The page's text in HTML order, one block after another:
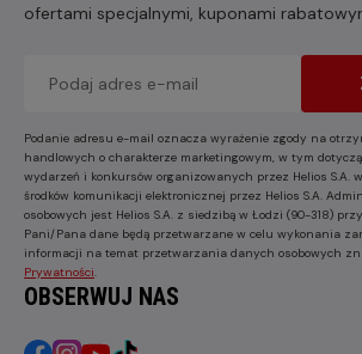
ofertami specjalnymi, kuponami
Podanie adresu e-mail oznacza wyrażenie zgody na
handlowych o charakterze marketingowym, w tym
wydarzeń i konkursów organizowanych przez Helios S.A.
środków komunikacji elektronicznej przez Helios S.A.
osobowych jest Helios S.A. z siedzibą w Łodzi (90-318)
Pani/Pana dane będą przetwarzane w celu wykonania
informacji na temat przetwarzania danych osobowych
Prywatności.
OBSERWUJ NAS